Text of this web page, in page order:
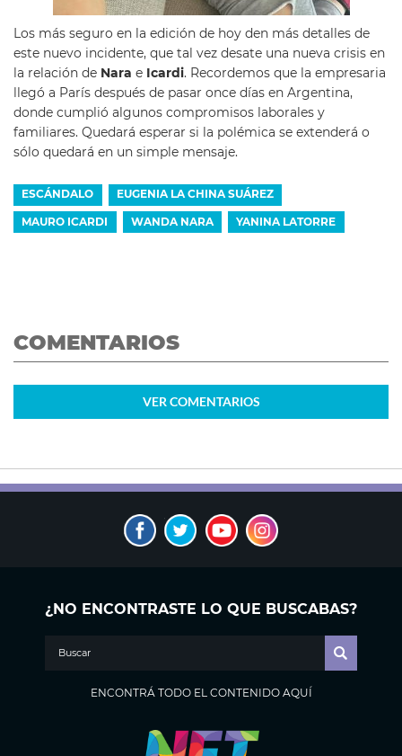
Los más seguro en la edición de hoy den más detalles de
este nuevo incidente, que tal vez desate una nueva crisis en
la relación de Nara e Icardi. Recordemos que la empresaria
llegó a París después de pasar once días en Argentina,
donde cumplió algunos compromisos laborales y
familiares. Quedará esperar si la polémica se extenderá o
sólo quedará en un simple mensaje.
ESCÁNDALO EUGENIA LA CHINA SUÁREZ
MAURO ICARDI WANDA NARA YANINA LATORRE
COMENTARIOS
VER COMENTARIOS
¿NO ENCONTRASTE LO QUE BUSCABAS?
ENCONTRÁ TODO EL CONTENIDO AQUÍ